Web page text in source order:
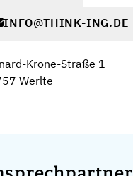
INFO@THINK-ING.DE
Krone-Straße 1
Werlte